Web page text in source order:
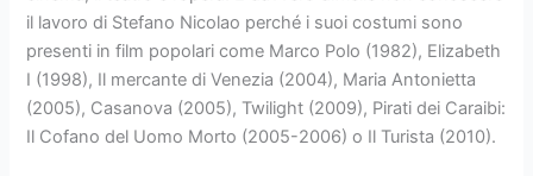
il lavoro di Stefano Nicolao perché i suoi costumi sono
presenti in film popolari come Marco Polo (1982), Elizabeth
I (1998), Il mercante di Venezia (2004), Maria Antonietta
(2005), Casanova (2005), Twilight (2009), Pirati dei Caraibi:
Il Cofano del Uomo Morto (2005-2006) o Il Turista (2010).